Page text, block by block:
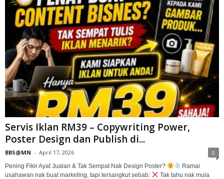
Servis Iklan RM39 – Copywriting Power,
Poster Design dan Publish di...
BBS@MN - April 17, 2026 0
Pening Fikir Ayat Jualan & Tak Sempat Nak Design Poster?
Ramai
usahawan nak buat marketing, tapi tersangkut sebab:
Tak tahu nak mula